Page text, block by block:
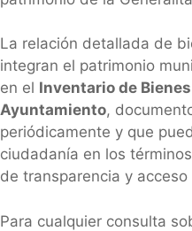
La relación detallada de
integran el patrimonio
en el Inventario de
Ayuntamiento,
periódicamente y que
ciudadanía en los
de transparencia y
Para cualquier consulta